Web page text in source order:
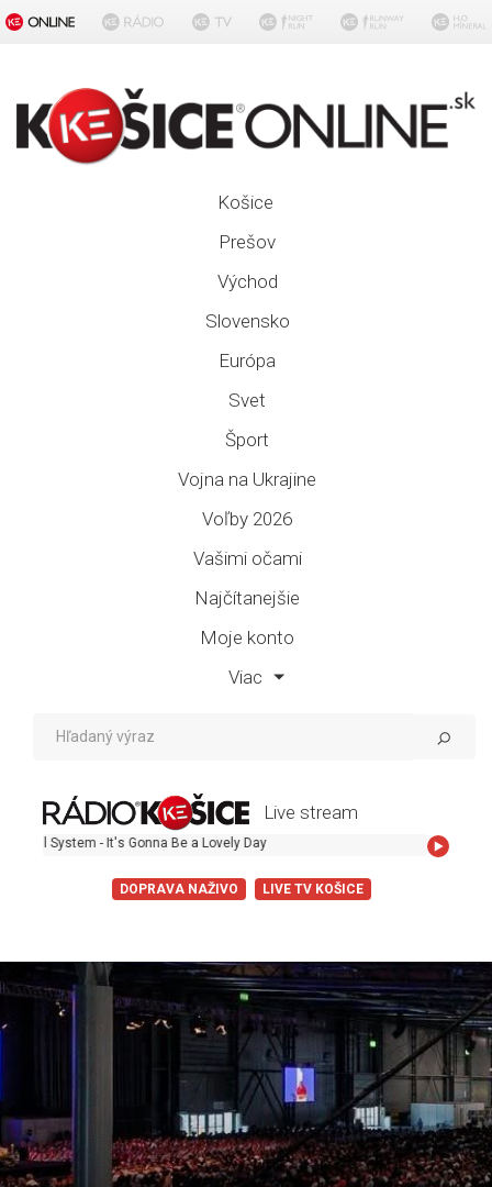
Košice
Prešov
Východ
Slovensko
Európa
Svet
Šport
Vojna na Ukrajine
Voľby 2026
Vašimi očami
Najčítanejšie
Moje konto
Viac
Live stream
- It's Gonna Be a Lovely Day
DOPRAVA NAŽIVO LIVE TV KOŠICE